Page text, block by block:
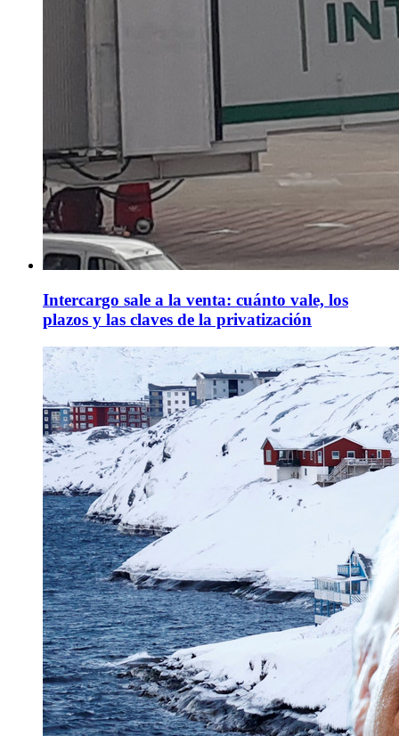
Intercargo sale a la venta: cuánto vale, los
plazos y las claves de la privatización